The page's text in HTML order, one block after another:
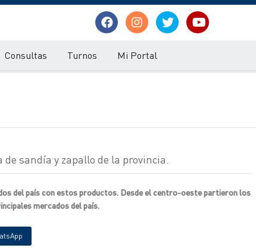
Consultas Turnos Mi Portal
sandía y zapallo de la provincia.
del país con estos productos. Desde el centro-oeste partieron los
mercados del país.